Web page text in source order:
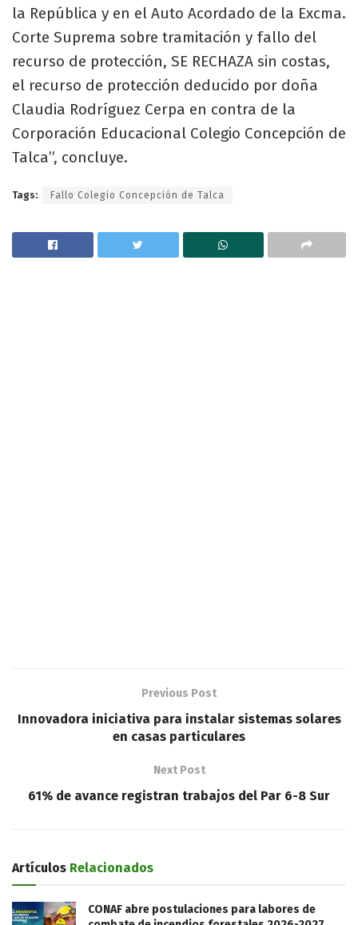
la República y en el Auto Acordado de la Excma.
Corte Suprema sobre tramitación y fallo del
recurso de protección, SE RECHAZA sin costas,
el recurso de protección deducido por doña
Claudia Rodríguez Cerpa en contra de la
Corporación Educacional Colegio Concepción de
Talca”, concluye.
Tags: Fallo Colegio Concepción de Talca
Previous Post
Innovadora iniciativa para instalar sistemas solares
en casas particulares
Next Post
61% de avance registran trabajos del Par 6-8 Sur
Artículos Relacionados
CONAF abre postulaciones para labores de